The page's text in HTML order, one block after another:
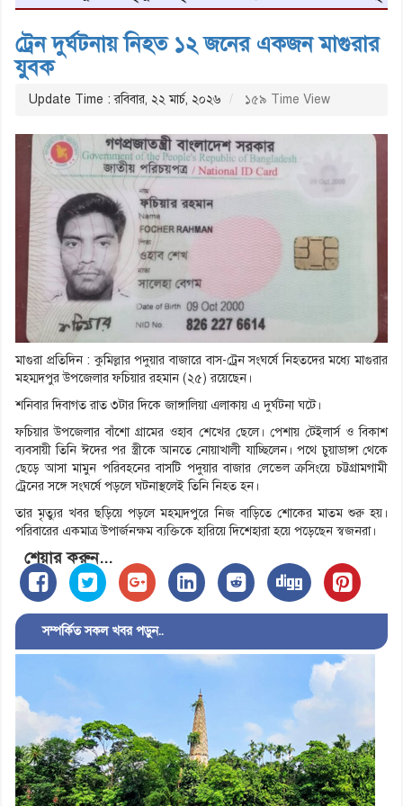
ট্রেন দুর্ঘটনায় নিহত ১২ জনের একজন মাগুরার
যুবক
Update Time : রবিবার, ২২ মার্চ, ২০২৬ ১৫৯ Time View
মাগুরা প্রতিদিন : কুমিল্লার পদুয়ার বাজারে বাস-ট্রেন সংঘর্ষে নিহতদের মধ্যে মাগুরার
মহম্মদপুর উপজেলার ফচিয়ার রহমান (২৫) রয়েছেন।
শনিবার দিবাগত রাত ৩টার দিকে জাঙ্গালিয়া এলাকায় এ দুর্ঘটনা ঘটে।
ফচিয়ার উপজেলার বাঁশো গ্রামের ওহাব শেখের ছেলে। পেশায় টেইলার্স ও বিকাশ
ব্যবসায়ী তিনি ঈদের পর স্ত্রীকে আনতে নোয়াখালী যাচ্ছিলেন। পথে চুয়াডাঙ্গা থেকে
ছেড়ে আসা মামুন পরিবহনের বাসটি পদুয়ার বাজার লেভেল ক্রসিংয়ে চট্টগ্রামগামী
ট্রেনের সঙ্গে সংঘর্ষে পড়লে ঘটনাস্থলেই তিনি নিহত হন।
তার মৃত্যুর খবর ছড়িয়ে পড়লে মহম্মদপুরে নিজ বাড়িতে শোকের মাতম শুরু হয়।
পরিবারের একমাত্র উপার্জনক্ষম ব্যক্তিকে হারিয়ে দিশেহারা হয়ে পড়েছেন স্বজনরা।
শেয়ার করুন...
সম্পর্কিত সকল খবর পড়ুন..